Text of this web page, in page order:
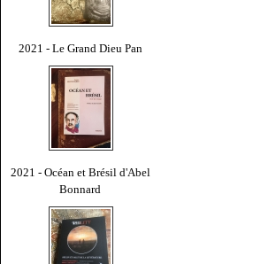
2021 - Le Grand Dieu Pan
2021 - Océan et Brésil d'Abel
Bonnard